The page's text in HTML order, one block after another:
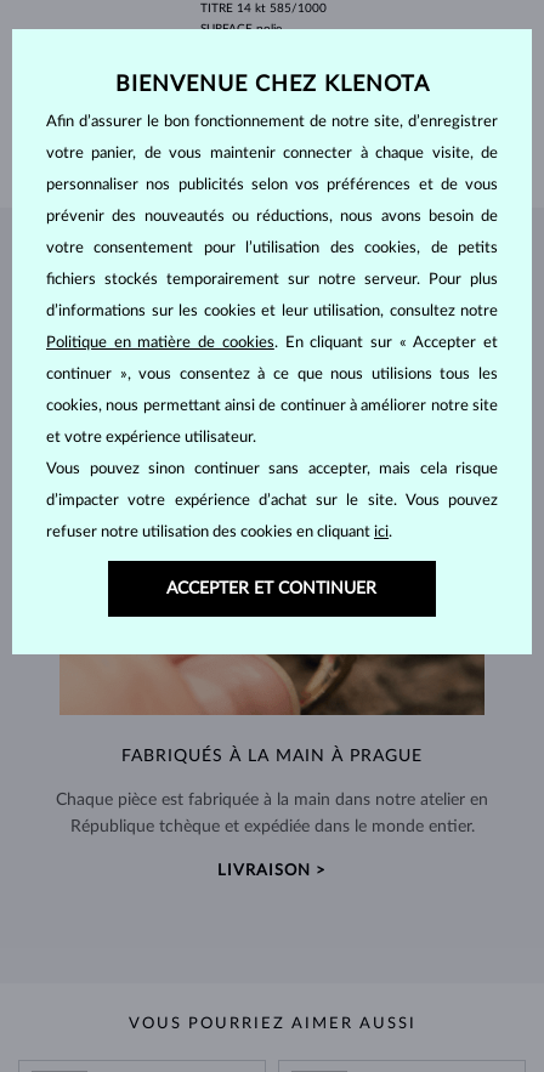
TITRE 14 kt 585/1000
SURFACEpolie
PIERRES PRÉCIEUSES SANS PIERRE
LARGEUR 2.5 mm
POIDS 2.10 g
BIJOUX DEL'ATELIER KLENOTA
FABRIQUÉS À LA MAIN À PRAGUE
Chaque pièce est fabriquée à la main dans notre atelier en
République tchèque et expédiée dans le monde entier.
LIVRAISON >
VOUS POURRIEZ AIMER AUSSI
BIENVENUE CHEZ KLENOTA
Afin d’assurer le bon fonctionnement de notre site, d’enregistrer
votre panier, de vous maintenir connecter à chaque visite, de
personnaliser nos publicités selon vos préférences et de vous
prévenir des nouveautés ou réductions, nous avons besoin de
votre consentement pour l’utilisation des cookies, de petits
fichiers stockés temporairement sur notre serveur. Pour plus
d’informations sur les cookies et leur utilisation, consultez notre
Politique en matière de cookies. En cliquant sur « Accepter et
continuer », vous consentez à ce que nous utilisions tous les
cookies, nous permettant ainsi de continuer à améliorer notre site
et votre expérience utilisateur.
Vous pouvez sinon continuer sans accepter, mais cela risque
d’impacter votre expérience d’achat sur le site. Vous pouvez
refuser notre utilisation des cookies en cliquant ici.
ACCEPTER ET CONTINUER